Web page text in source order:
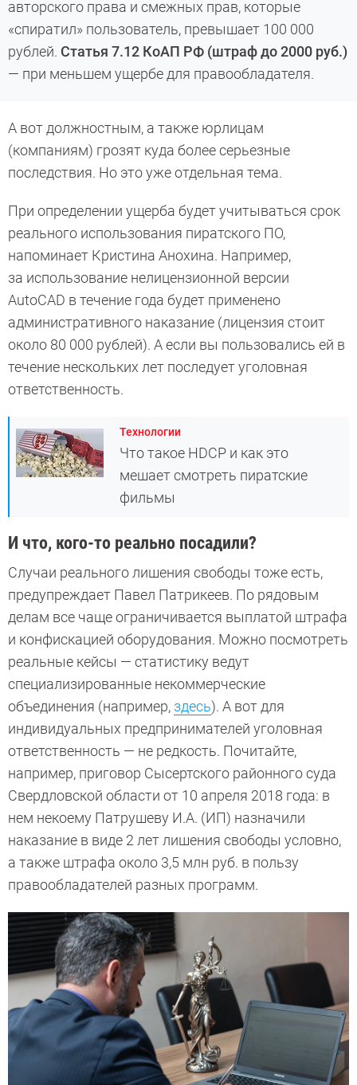
авторского права и смежных прав, которые
«спиратил»‎ пользователь, превышает 100 000
рублей. Статья 7.12 КоАП РФ (штраф до 2000 руб.)
— при меньшем ущербе для правообладателя.
А вот должностным, а также юрлицам
(компаниям) грозят куда более серьезные
последствия. Но это уже отдельная тема.
При определении ущерба будет учитываться срок
реального использования пиратского ПО,
напоминает Кристина Анохина. Например,
за использование нелицензионной версии
AutoCAD в течение года будет применено
административного наказание (лицензия стоит
около 80 000 рублей). А если вы пользовались ей в
течение нескольких лет последует уголовная
ответственность.
Технологии
Что такое HDCP и как это
мешает смотреть пиратские
фильмы
И что, кого-то реально посадили?
Случаи реального лишения свободы тоже есть,
предупреждает Павел Патрикеев. По рядовым
делам все чаще ограничивается выплатой штрафа
и конфискацией оборудования. Можно посмотреть
реальные кейсы — статистику ведут
специализированные некоммерческие
объединения (например, здесь). А вот для
индивидуальных предпринимателей уголовная
ответственность — не редкость. Почитайте,
например, приговор Сысертского районного суда
Свердловской области от 10 апреля 2018 года: в
нем некоему Патрушеву И.А. (ИП) назначили
наказание в виде 2 лет лишения свободы условно,
а также штрафа около 3,5 млн руб. в пользу
правообладателей разных программ.